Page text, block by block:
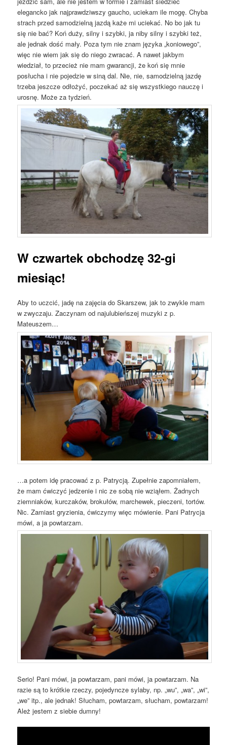
elegancko jak najprawdziwszy gaucho, uciekam ile mogę. Chyba
strach przed samodzielną jazdą każe mi uciekać. No bo jak tu
się nie bać? Koń duży, silny i szybki, ja niby silny i szybki też,
ale jednak dość mały. Poza tym nie znam języka „koniowego”,
więc nie wiem jak się do niego zwracać. A nawet jakbym
wiedział, to przecież nie mam gwarancji, że koń się mnie
posłucha i nie pojedzie w siną dal. Nie, nie, samodzielną jazdę
trzeba jeszcze odłożyć, poczekać aż się wszystkiego nauczę i
urosnę. Może za tydzień.
W czwartek obchodzę 32-gi
miesiąc!
Aby to uczcić, jadę na zajęcia do Skarszew, jak to zwykle mam
w zwyczaju. Zaczynam od najulubieńszej muzyki z p.
Mateuszem…
…a potem idę pracować z p. Patrycją. Zupełnie zapomniałem,
że mam ćwiczyć jedzenie i nic ze sobą nie wziąłem. Żadnych
ziemniaków, kurczaków, brokułów, marchewek, pieczeni, tortów.
Nic. Zamiast gryzienia, ćwiczymy więc mówienie. Pani Patrycja
mówi, a ja powtarzam.
Serio! Pani mówi, ja powtarzam, pani mówi, ja powtarzam. Na
razie są to krótkie rzeczy, pojedyncze sylaby, np. „wu”, „wa”, „wi”,
„we” itp., ale jednak! Słucham, powtarzam, słucham, powtarzam!
Ależ jestem z siebie dumny!